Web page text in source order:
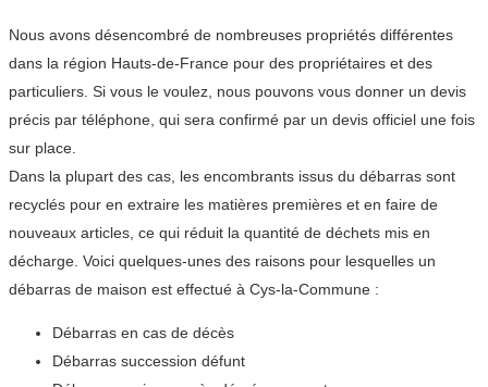
Nous avons désencombré de nombreuses propriétés différentes
dans la région Hauts-de-France pour des propriétaires et des
particuliers. Si vous le voulez, nous pouvons vous donner un devis
précis par téléphone, qui sera confirmé par un devis officiel une fois
sur place.
Dans la plupart des cas, les encombrants issus du débarras sont
recyclés pour en extraire les matières premières et en faire de
nouveaux articles, ce qui réduit la quantité de déchets mis en
décharge. Voici quelques-unes des raisons pour lesquelles un
débarras de maison est effectué à Cys-la-Commune :
Débarras en cas de décès
Débarras succession défunt